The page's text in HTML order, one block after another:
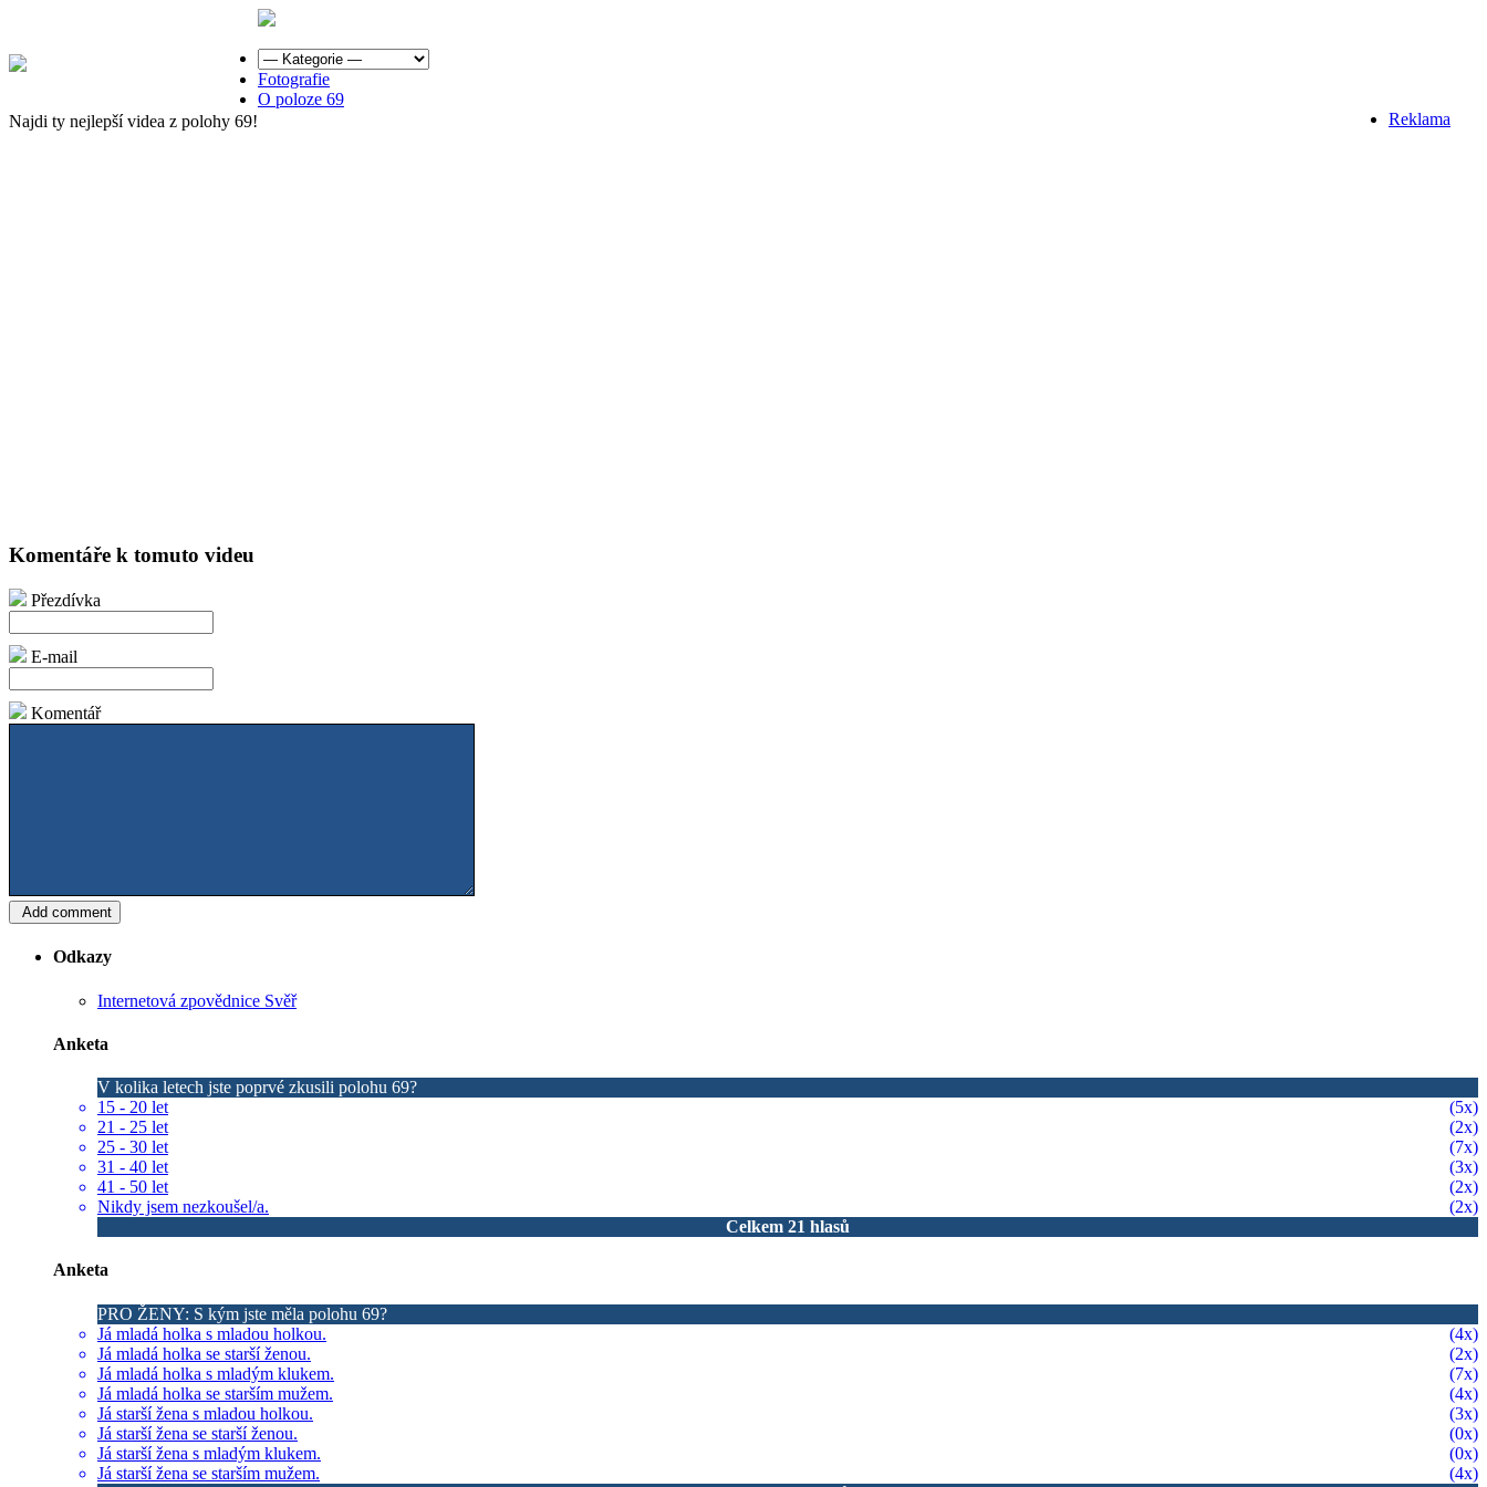
Najdi ty nejlepší videa z polohy 69!
Fotografie
O poloze 69
Reklama
Komentáře k tomuto videu
Přezdívka
E-mail
Komentář
Odkazy
Internetová zpovědnice Svěř
Anketa
V kolika letech jste poprvé zkusili polohu 69?
15 - 20 let
(5x)
21 - 25 let
(2x)
25 - 30 let
(7x)
31 - 40 let
(3x)
41 - 50 let
(2x)
Nikdy jsem nezkoušel/a.
(2x)
Celkem 21 hlasů
Anketa
PRO ŽENY: S kým jste měla polohu 69?
Já mladá holka s mladou holkou.
(4x)
Já mladá holka se starší ženou.
(2x)
Já mladá holka s mladým klukem.
(7x)
Já mladá holka se starším mužem.
(4x)
Já starší žena s mladou holkou.
(3x)
Já starší žena se starší ženou.
(0x)
Já starší žena s mladým klukem.
(0x)
Já starší žena se starším mužem.
(4x)